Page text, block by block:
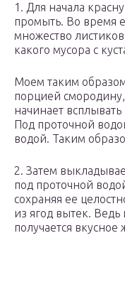
1. Для начала
промыть. Во время
множество
какого мусора с
Моем таким
порцией
начинает всплывать
Под проточной
водой. Таким
2. Затем
под проточной
сохраняя ее
из ягод вытек.
получается вкусное